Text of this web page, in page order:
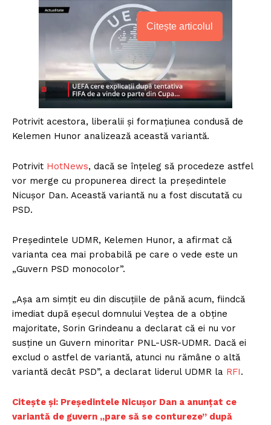
Citește articolul
Potrivit acestora, liberalii și formațiunea condusă de
Kelemen Hunor analizează această variantă.
Potrivit HotNews, dacă se înțeleg să procedeze astfel
vor merge cu propunerea direct la președintele
Nicușor Dan. Această variantă nu a fost discutată cu
PSD.
Președintele UDMR, Kelemen Hunor, a afirmat că
varianta cea mai probabilă pe care o vede este un
„Guvern PSD monocolor”.
„Aşa am simţit eu din discuţiile de până acum, fiindcă
imediat după eşecul domnului Veştea de a obţine
majoritate, Sorin Grindeanu a declarat că ei nu vor
susţine un Guvern minoritar PNL-USR-UDMR. Dacă ei
exclud o astfel de variantă, atunci nu rămâne o altă
variantă decât PSD”, a declarat liderul UDMR la RFI.
Citește și: Președintele Nicușor Dan a anunțat ce
variantă de guvern „pare să se contureze” după